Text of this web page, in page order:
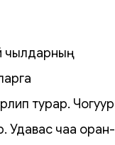
чылдарның
турар. Чогуур
Удавас чаа оран-